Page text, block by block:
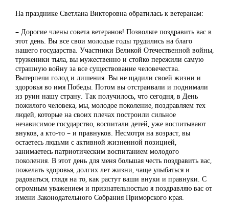
На празднике Светлана Викторовна обратилась к ветеранам:
– Дорогие члены совета ветеранов! Позвольте поздравить вас в
этот день. Вы все свои молодые годы трудились на благо
нашего государства. Участники Великой Отечественной войны,
труженики тыла, вы мужественно и стойко пережили самую
страшную войну за все существование человечества.
Вытерпели голод и лишения. Вы не щадили своей жизни и
здоровья во имя Победы. Потом вы отстраивали и поднимали
из руин нашу страну. Так получилось, что сегодня, в День
пожилого человека, мы, молодое поколение, поздравляем тех
людей, которые на своих плечах построили сильное
независимое государство, воспитали детей, уже воспитывают
внуков, а кто-то – и правнуков. Несмотря на возраст, вы
остаетесь людьми с активной жизненной позицией,
занимаетесь патриотическим воспитанием молодого
поколения. В этот день для меня большая честь поздравить вас,
пожелать здоровья, долгих лет жизни, чаще улыбаться и
радоваться, глядя на то, как растут ваши внуки и правнуки. С
огромным уважением и признательностью я поздравляю вас от
имени Законодательного Собрания Приморского края.